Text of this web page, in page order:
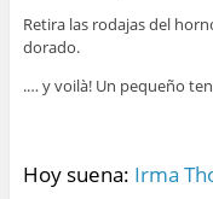
Retira las rodajas del
dorado.
.… y voilà! Un pequeño
Hoy suena: Irma